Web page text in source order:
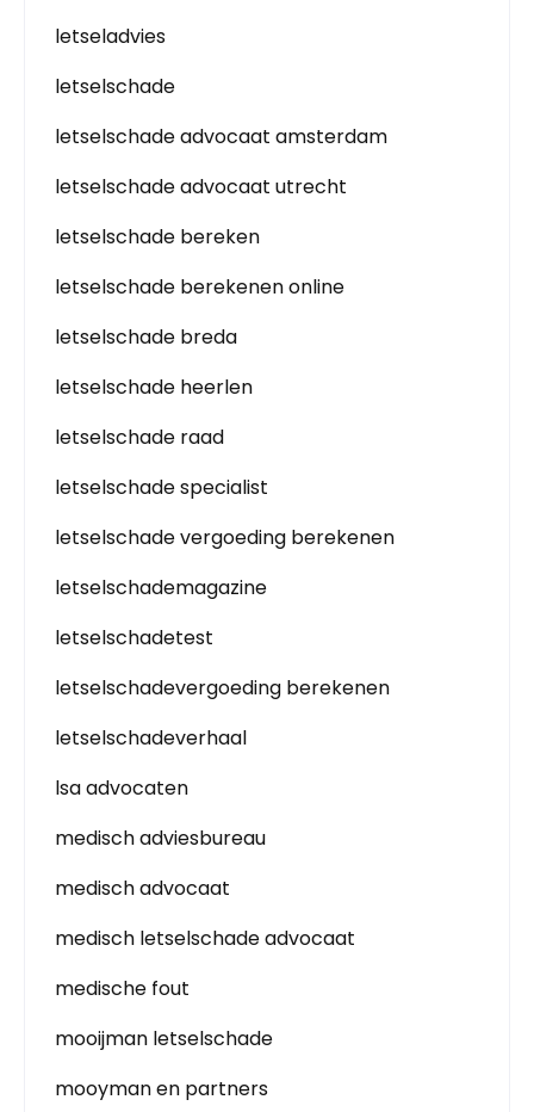
letseladvies
letselschade
letselschade advocaat amsterdam
letselschade advocaat utrecht
letselschade bereken
letselschade berekenen online
letselschade breda
letselschade heerlen
letselschade raad
letselschade specialist
letselschade vergoeding berekenen
letselschademagazine
letselschadetest
letselschadevergoeding berekenen
letselschadeverhaal
lsa advocaten
medisch adviesbureau
medisch advocaat
medisch letselschade advocaat
medische fout
mooijman letselschade
mooyman en partners